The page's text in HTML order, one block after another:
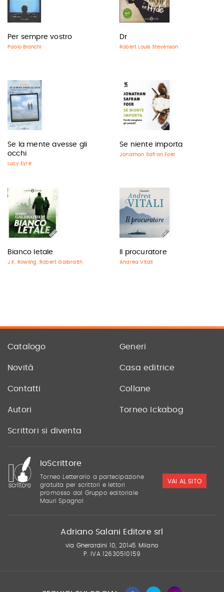
Per sempre vostro
Paolo Bianchi
Dr
Robert Louis Stevenson
Se la mente avesse gli
occhi
Lucy Eyre
Se niente importa
Jonathan Safran Foer
Bianco letale
J.K. Rowling , Robert Galbraith
Il procuratore
Andrea Vitali
Catalogo Generi
Novità Casa editrice
Contatti Collane
Autori Torneo Ickabog
Scrittori si diventa
IoScrittore
Torneo Letterario a partecipazione
gratuita per scrittori e lettori
promosso dal Gruppo editoriale
Mauri Spagnol
VAI AL SITO
Adriano Salani Editore srl
via Gherardini 10, 20145 Milano
P. IVA 12630510159